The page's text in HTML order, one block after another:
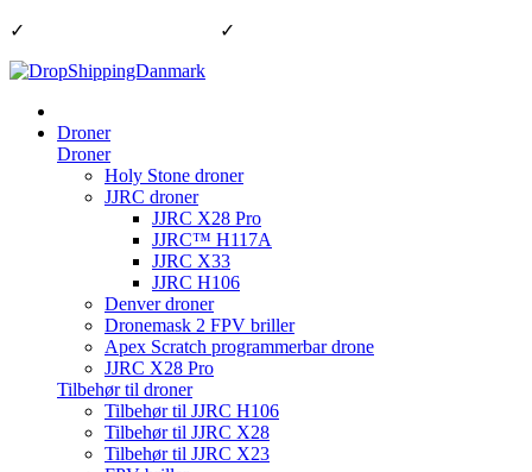
✓ ✓
Droner
Droner
Holy Stone droner
JJRC droner
JJRC X28 Pro
JJRC™ H117A
JJRC X33
JJRC H106
Denver droner
Dronemask 2 FPV briller
Apex Scratch programmerbar drone
JJRC X28 Pro
Tilbehør til droner
Tilbehør til JJRC H106
Tilbehør til JJRC X28
Tilbehør til JJRC X23